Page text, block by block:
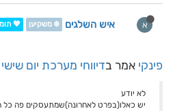
א איש השלגים ❄️ משקיען 💖
פינקי אמר בדיווחי מערכת יום שישי 9.1
לא יודע
יש כאלו(בפרט לאחרונה)שמתעסקים פה כל